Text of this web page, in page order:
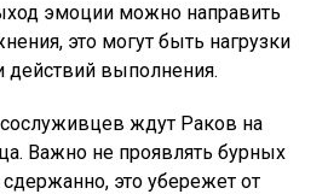
эмоции можно направить
это могут быть нагрузки
действий выполнения.
ждут Раков на
Важно не проявлять бурных
это убережет от